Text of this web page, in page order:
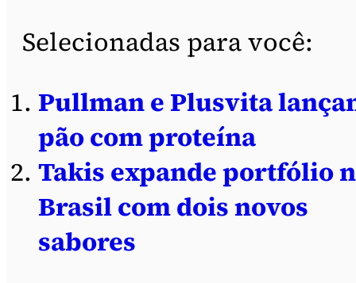
Selecionadas para você:
Pullman e Plusvita
pão com proteína
Takis expande portfólio
Brasil com dois novos
sabores